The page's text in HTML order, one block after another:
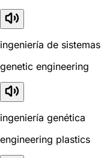
ingeniería de sistemas
genetic engineering
ingeniería genética
engineering plastics